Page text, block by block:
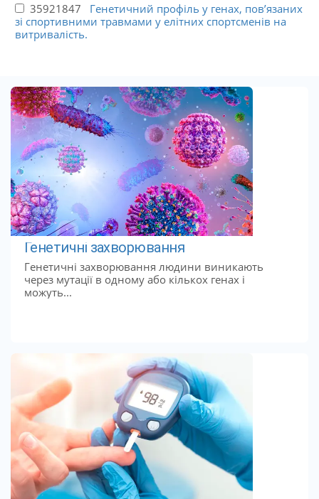
35921847 Генетичний профіль у генах, пов’язаних
зі спортивними травмами у елітних спортсменів на
витривалість.
Генетичні захворювання
Генетичні захворювання людини виникають
через мутації в одному або кількох генах і
можуть...